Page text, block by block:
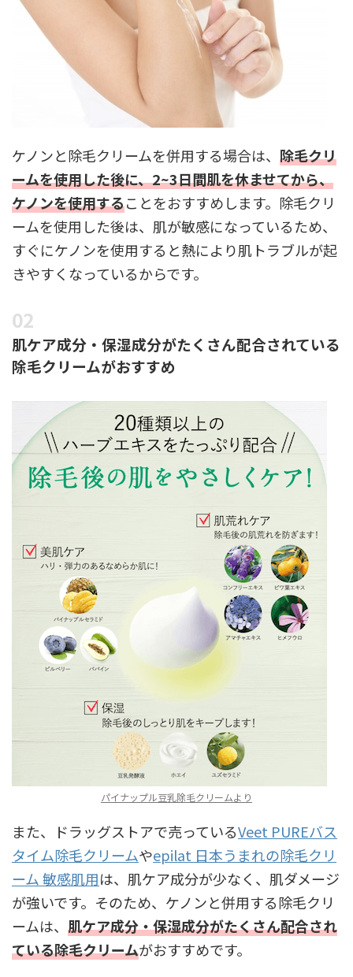
ケノンと除毛クリームを併用する場合は、 除毛クリ
ームを使用した後に、2~3日間肌を休ませてから、
ケノンを使用することをおすすめします。除毛クリ
ームを使用した後は、肌が敏感になっているため、
すぐにケノンを使用すると熱により肌トラブルが起
きやすくなっているからです。
肌ケア成分・保湿成分がたくさん配合されている
除毛クリームがおすすめ
パイナップル豆乳除毛クリームより
また、ドラッグストアで売っているVeet PUREバス
タイム除毛クリームやepilat 日本うまれの除毛クリ
ーム 敏感肌用は、肌ケア成分が少なく、肌ダメージ
が強いです。そのため、ケノンと併用する除毛クリ
ームは、 肌ケア成分・保湿成分がたくさん配合され
ている除毛クリームがおすすめです。